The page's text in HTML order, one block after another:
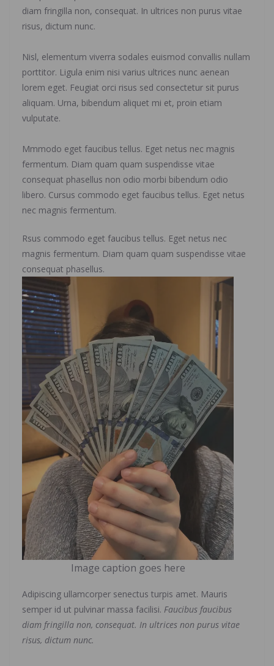
diam fringilla non, consequat. In ultrices non purus vitae
risus, dictum nunc.
Nisl, elementum viverra sodales euismod convallis nullam
porttitor. Ligula enim nisi varius ultrices nunc aenean
lorem eget. Feugiat orci risus sed consectetur sit purus
aliquam. Urna, bibendum aliquet mi et, proin etiam
vulputate.
Mmmodo eget faucibus tellus. Eget netus nec magnis
fermentum. Diam quam quam suspendisse vitae
consequat phasellus non odio morbi bibendum odio
libero. Cursus commodo eget faucibus tellus. Eget netus
nec magnis fermentum.
Rsus commodo eget faucibus tellus. Eget netus nec
magnis fermentum. Diam quam quam suspendisse vitae
consequat phasellus.
Image caption goes here
Adipiscing ullamcorper senectus turpis amet. Mauris
semper id ut pulvinar massa facilisi. Faucibus faucibus
diam fringilla non, consequat. In ultrices non purus vitae
risus, dictum nunc.